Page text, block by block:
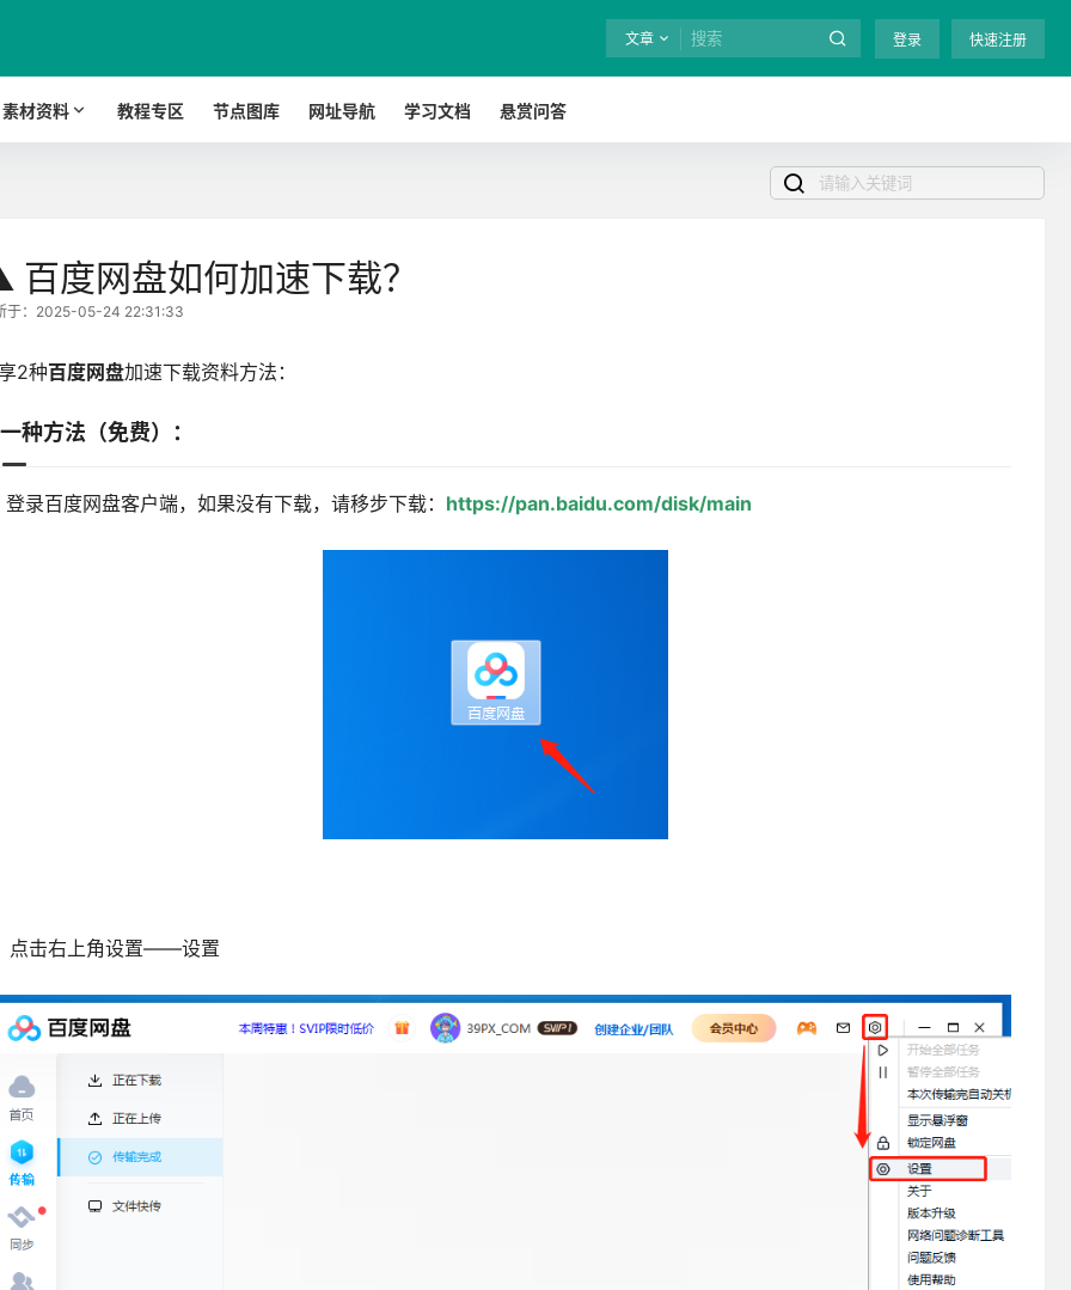
文章 登录 快速注册
素材资料 教程专区 节点图库 网址导航 学习文档 悬赏问答
度网盘如何加速下载？
于：2025-05-24 22:31:33
2种百度网盘加速下载资料方法：
种方法（免费）：
登录百度网盘客户端，如果没有下载，请移步下载： https://pan.baidu.com/disk/main
点击右上角设置——设置